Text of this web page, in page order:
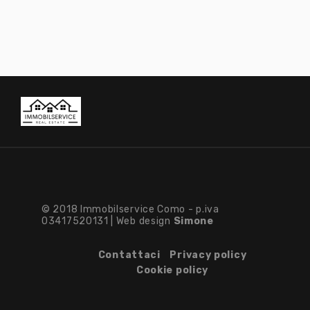
© 2018 Immobilservice Como - p.iva
03417520131 | Web design Simone
Contattaci
Privacy policy
Cookie policy